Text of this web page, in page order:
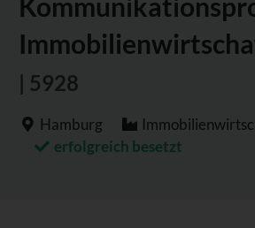
| 5928
Hamburg
erfolgreich besetzt